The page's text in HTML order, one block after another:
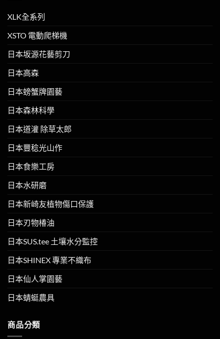
XLK全系列
XSTO 電動爬梯機
日本坂源花藝剪刀
日本高森
日本螃蟹牌園藝
日本森林科學
日本道灌 除草太郎
日本豐稔光山作
日本食樂工房
日本水研磨
日本新崎友植物傷口保護
日本刃物椿油
日本SUS.tee 土壤水分監控
日本SHINEX 專業不織布
日本仙人掌園藝
日本蜻蜓農具
商品分類